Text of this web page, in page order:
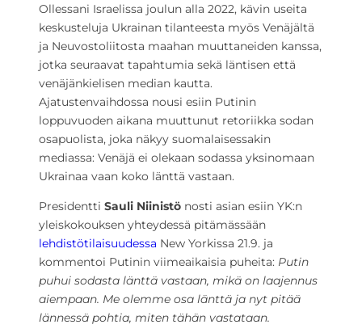
Ollessani Israelissa joulun alla 2022, kävin useita
keskusteluja Ukrainan tilanteesta myös Venäjältä
ja Neuvostoliitosta maahan muuttaneiden kanssa,
jotka seuraavat tapahtumia sekä läntisen että
venäjänkielisen median kautta.
Ajatustenvaihdossa nousi esiin Putinin
loppuvuoden aikana muuttunut retoriikka sodan
osapuolista, joka näkyy suomalaisessakin
mediassa: Venäjä ei olekaan sodassa yksinomaan
Ukrainaa vaan koko länttä vastaan.
Presidentti Sauli Niinistö nosti asian esiin YK:n
yleiskokouksen yhteydessä pitämässään
lehdistötilaisuudessa New Yorkissa 21.9. ja
kommentoi Putinin viimeaikaisia puheita: Putin
puhui sodasta länttä vastaan, mikä on laajennus
aiempaan. Me olemme osa länttä ja nyt pitää
lännessä pohtia, miten tähän vastataan.